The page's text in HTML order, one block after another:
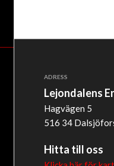
ADRESS
Lejondalens
Hagvägen 5
516 34
Hitta till oss